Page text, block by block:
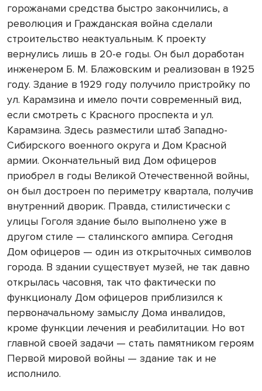
горожанами средства быстро закончились, а
революция и Гражданская война сделали
строительство неактуальным. К проекту
вернулись лишь в 20-е годы. Он был доработан
инженером Б. М. Блажовским и реализован в 1925
году. Здание в 1929 году получило пристройку по
ул. Карамзина и имело почти современный вид,
если смотреть с Красного проспекта и ул.
Карамзина. Здесь разместили штаб Западно-
Сибирского военного округа и Дом Красной
армии. Окончательный вид Дом офицеров
приобрел в годы Великой Отечественной войны,
он был достроен по периметру квартала, получив
внутренний дворик. Правда, стилистически с
улицы Гоголя здание было выполнено уже в
другом стиле — сталинского ампира. Сегодня
Дом офицеров — один из открыточных символов
города. В здании существует музей, не так давно
открылась часовня, так что фактически по
функционалу Дом офицеров приблизился к
первоначальному замыслу Дома инвалидов,
кроме функции лечения и реабилитации. Но вот
главной своей задачи — стать памятником героям
Первой мировой войны — здание так и не
исполнило.